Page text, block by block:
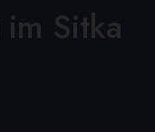
Wales
Sitka